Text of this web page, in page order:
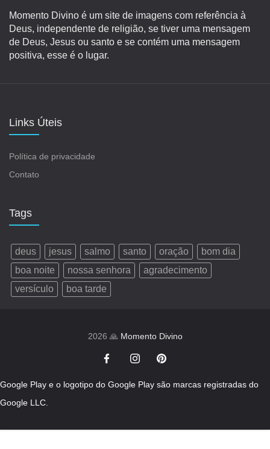
Momento Divino é um site de imagens com referência à
Deus, independente de religião, se tiver uma mensagem
de Deus, Jesus ou santo e se contém uma mensagem
positiva, esse é o lugar.
Links Úteis
Política de privacidade
Contato
Tags
deus jesus salmo santo oração
bom dia
boa noite
nossa senhora
agradecimento
versículo
boa tarde
2026 🙏 Momento Divino
Google Play e o logotipo do Google Play são marcas registradas do
Google LLC.